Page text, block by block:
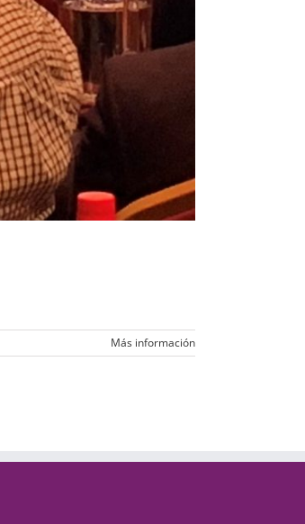
Más información